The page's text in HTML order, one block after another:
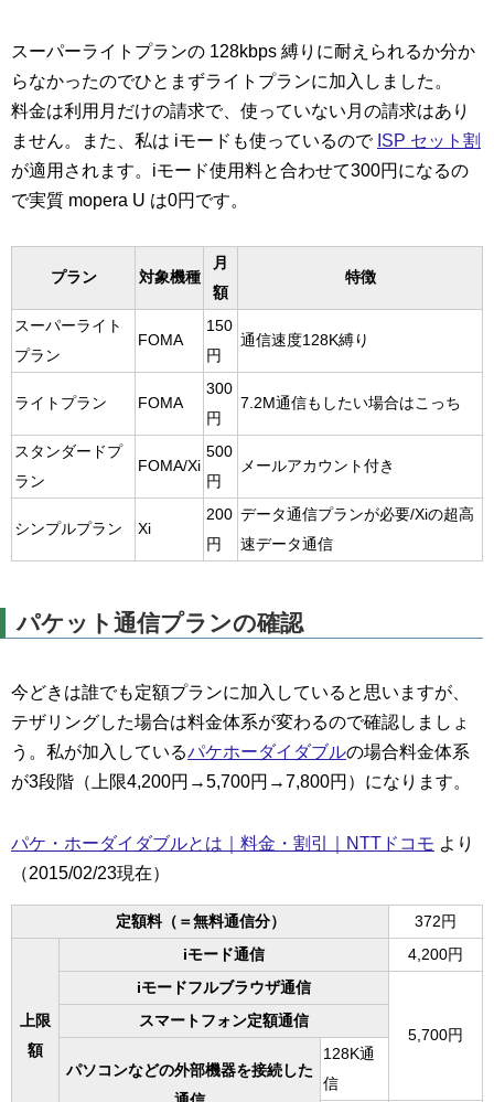
スーパーライトプランの 128kbps 縛りに耐えられるか分か
らなかったのでひとまずライトプランに加入しました。
料金は利用月だけの請求で、使っていない月の請求はあり
ません。また、私は iモードも使っているので ISP セット割
が適用されます。iモード使用料と合わせて300円になるの
で実質 mopera U は0円です。
プラン 対象機種
月
額
特徴
スーパーライト
プラン
FOMA
150
円
通信速度128K縛り
ライトプラン FOMA
300
円
7.2M通信もしたい場合はこっち
スタンダードプ
ラン
FOMA/Xi
500
円
メールアカウント付き
シンプルプラン Xi
200
円
データ通信プランが必要/Xiの超高
速データ通信
パケット通信プランの確認
今どきは誰でも定額プランに加入していると思いますが、
テザリングした場合は料金体系が変わるので確認しましょ
う。私が加入しているパケホーダイダブルの場合料金体系
が3段階（上限4,200円→5,700円→7,800円）になります。
パケ・ホーダイダブルとは｜料金・割引｜NTTドコモ より
（2015/02/23現在）
定額料（＝無料通信分） 372円
上限
額
iモード通信
4,200円
iモードフルブラウザ通信
5,700円
スマートフォン定額通信
パソコンなどの外部機器を接続した
128K通
信